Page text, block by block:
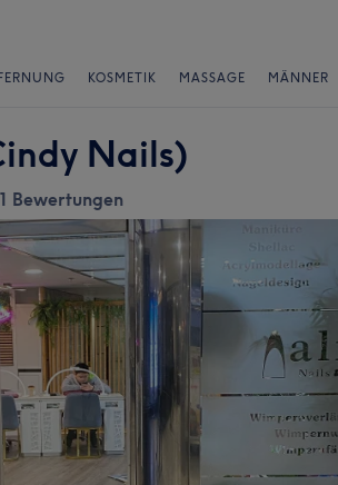
KOSMETIK MASSAGE MÄNNER
Nails)
Bewertungen